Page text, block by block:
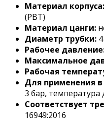
Материал корпуса:
(РВТ)
Материал цанги:
Диаметр трубки:
Рабочее
Максимальное
Рабочая
Для применения
3 бар, температура
Соответствует
16949:2016